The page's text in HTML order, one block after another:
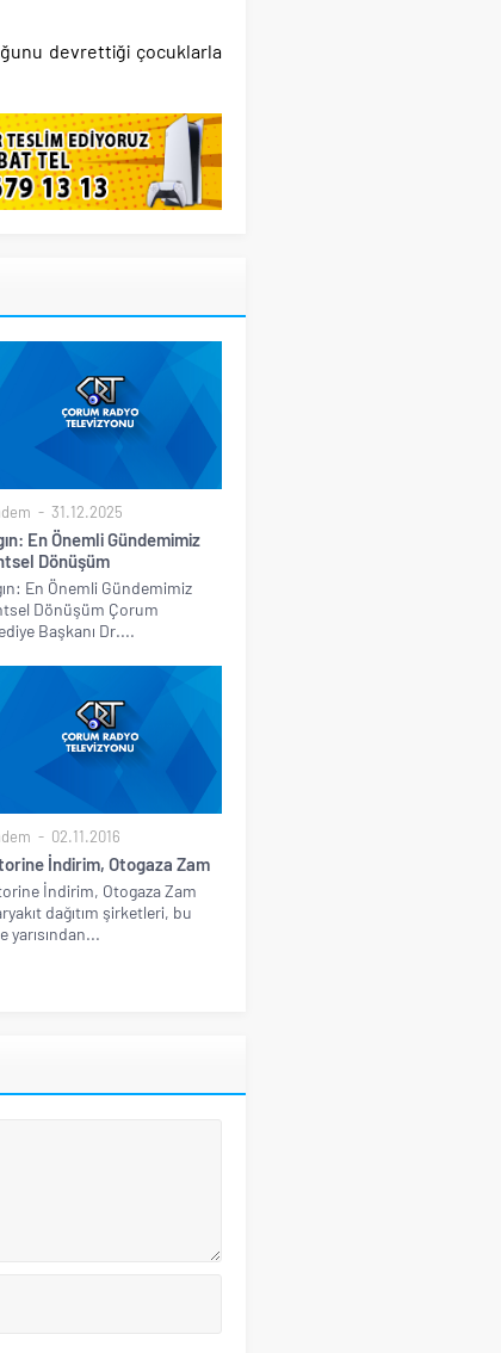
devrettiği çocuklarla
31.12.2025
En Önemli Gündemimiz
Dönüşüm
En Önemli Gündemimiz
Dönüşüm Çorum
Başkanı Dr....
02.11.2016
İndirim, Otogaza Zam
İndirim, Otogaza Zam
dağıtım şirketleri, bu
yarısından...